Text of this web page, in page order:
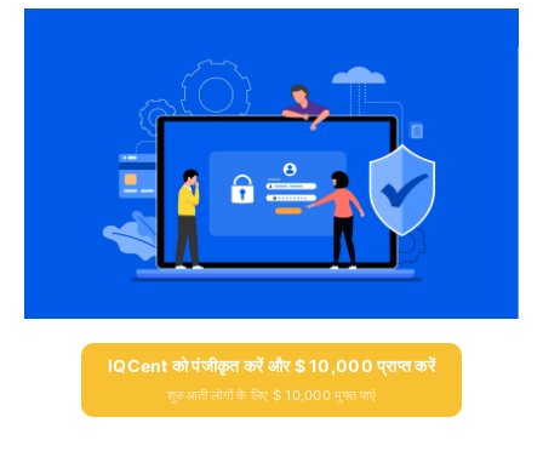
IQCent को पंजीकृत करें और $ 10,000 प्राप्त करें
शुरुआती लोगों के लिए $ 10,000 मुफ्त पाएं